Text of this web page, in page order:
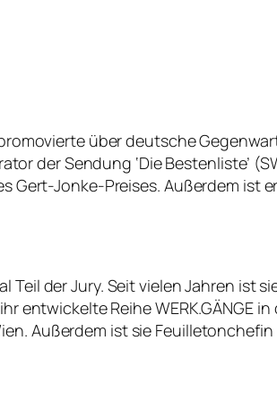
über deutsche
der Sendung ‘Die Bestenliste’
Gert-Jonke-Preises. Außerdem
der Jury. Seit vielen Jahren ist
entwickelte Reihe WERK.GÄNGE
Außerdem ist sie Feuilletonchefin